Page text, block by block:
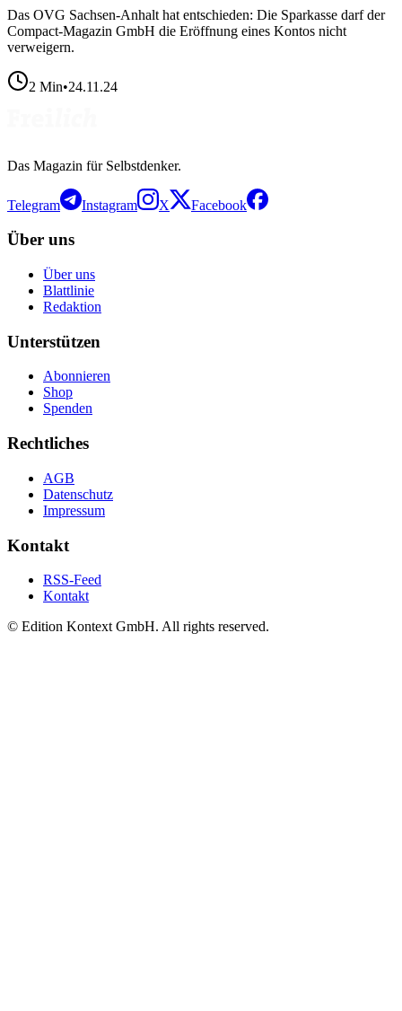
Das OVG Sachsen-Anhalt hat entschieden: Die Sparkasse darf der
Compact-Magazin GmbH die Eröffnung eines Kontos nicht
verweigern.
2 Min•24.11.24
Das Magazin für Selbstdenker.
Telegram Instagram X Facebook
Über uns
Über uns
Blattlinie
Redaktion
Unterstützen
Abonnieren
Shop
Spenden
Rechtliches
AGB
Datenschutz
Impressum
Kontakt
RSS-Feed
Kontakt
© Edition Kontext GmbH. All rights reserved.